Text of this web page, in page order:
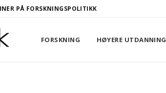
PÅ FORSKNINGSPOLITIKK
FORSKNING HØYERE UTDANNING